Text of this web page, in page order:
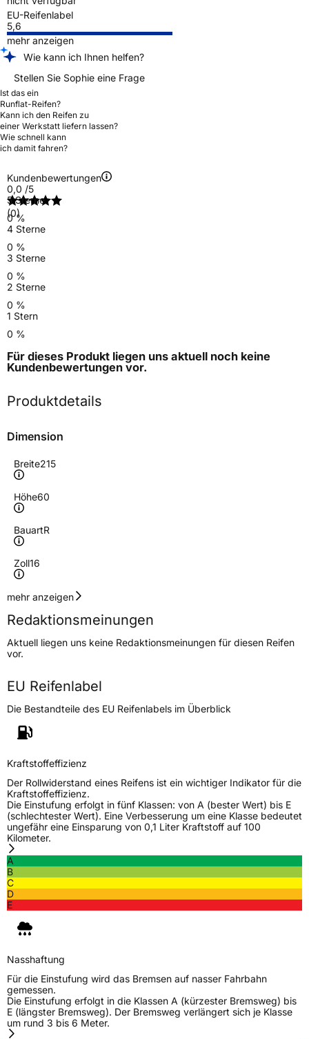
EU-Reifenlabel
5,6
mehr anzeigen
Wie kann ich Ihnen helfen?
Stellen Sie Sophie eine Frage
Ist das ein
Runflat-Reifen?
Kann ich den Reifen zu
einer Werkstatt liefern lassen?
Wie schnell kann
ich damit fahren?
Kundenbewertungen
0,0 /5
(0)
5 Sterne
0 %
4 Sterne
0 %
3 Sterne
0 %
2 Sterne
0 %
1 Stern
0 %
Für dieses Produkt liegen uns aktuell noch keine
Kundenbewertungen vor.
Produktdetails
Dimension
Breite215
Höhe60
BauartR
Zoll16
Geschwindigkeitsindex
Höchstgeschwindigkeit
210 km/h
Lastindex99
Höchstlast775 kg
Generelle Merkmale
Fahrzeugtyp
VerwendungGanzjahresreifen
ModellnameDLA01
FahrzeugartPKW & SUV
Weitere Eigenschaften
SchlauchtypTL
ZustandNeureifen
M+S
VerstärktXL
EU Label
EffizienzD
mehr anzeigen
Redaktionsmeinungen
Aktuell liegen uns keine Redaktionsmeinungen für diesen Reifen
vor.
EU Reifenlabel
Die Bestandteile des EU Reifenlabels im Überblick
Kraftstoffeffizienz
Der Rollwiderstand eines Reifens ist ein wichtiger Indikator für die
Kraftstoffeffizienz.
Die Einstufung erfolgt in fünf Klassen: von A (bester Wert) bis E
(schlechtester Wert). Eine Verbesserung um eine Klasse bedeutet
ungefähr eine Einsparung von 0,1 Liter Kraftstoff auf 100
Kilometer.
A
B
C
D
E
Nasshaftung
Für die Einstufung wird das Bremsen auf nasser Fahrbahn
gemessen.
Die Einstufung erfolgt in die Klassen A (kürzester Bremsweg) bis
E (längster Bremsweg). Der Bremsweg verlängert sich je Klasse
um rund 3 bis 6 Meter.